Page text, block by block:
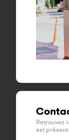
Retrouvez
est